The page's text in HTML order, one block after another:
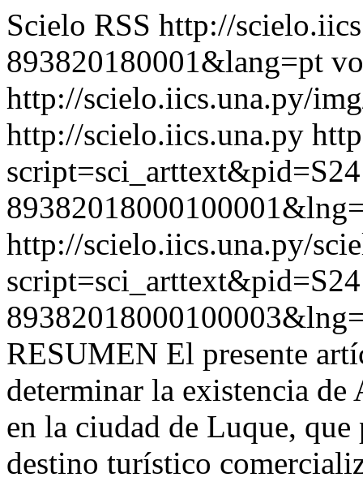
Scielo RSS http://
893820180001&lang=pt
http://scielo.iics.una.py/
http://scielo.iics.una.py
http://scielo.iics.una.py/
RESUMEN El presente
determinar la existencia
en la ciudad de Luque,
destino turístico